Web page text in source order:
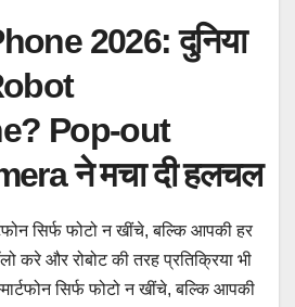
2026: दुनिया
Pop-out
ने मचा दी हलचल
सिर्फ फोटो न खींचे, बल्कि आपकी हर
करे और रोबोट की तरह प्रतिक्रिया भी
सिर्फ फोटो न खींचे, बल्कि आपकी